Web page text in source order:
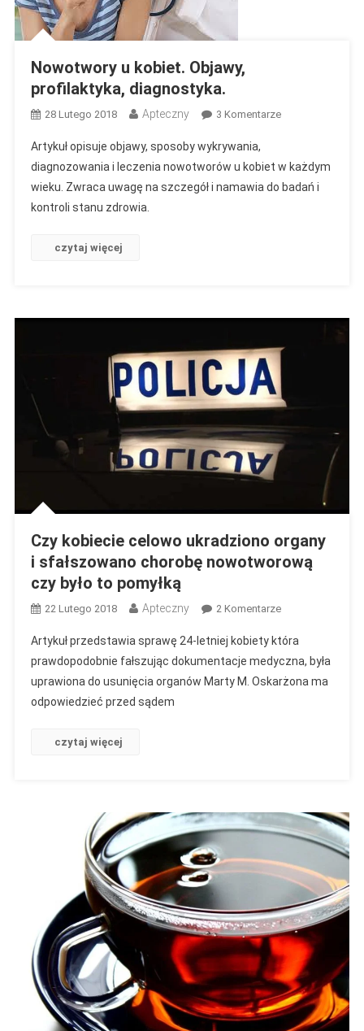
Nowotwory u kobiet. Objawy,
profilaktyka, diagnostyka.
28 Lutego 2018 Apteczny 3 KomentarzeDo
Kobiet.
Objawy,
Artykuł opisuje objawy, sposoby wykrywania,
diagnozowania i leczenia nowotworów u kobiet w każdym
wieku. Zwraca uwagę na szczegół i namawia do badań i
kontroli stanu zdrowia.
czytaj więcej
Czy kobiecie celowo ukradziono organy
i sfałszowano chorobę nowotworową
czy było to pomyłką
22 Lutego 2018 Apteczny 2 KomentarzeDo
Kobiecie
Celowo
Ukradziono
Było
To
Artykuł przedstawia sprawę 24-letniej kobiety która
prawdopodobnie fałszując dokumentacje medyczna, była
uprawiona do usunięcia organów Marty M. Oskarżona ma
odpowiedzieć przed sądem
czytaj więcej